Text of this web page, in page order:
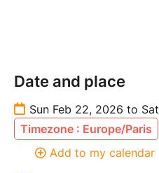
Date and place
Sun Feb 22, 2026 to
Timezone : Europe/Paris
Add to my calendar